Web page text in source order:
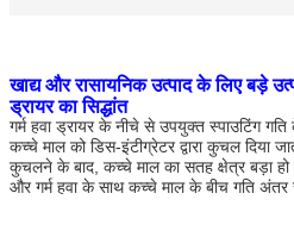
खाद्य और रासायनिक उत्पाद के लिए बड़े
ड्रायर का सिद्धांत
गर्म हवा ड्रायर के नीचे से उपयुक्त स्पाउटिंग
कच्चे माल को डिस-इंटीग्रेटर द्वारा कुचल दिया
कुचलने के बाद, कच्चे माल का सतह क्षेत्र बड़ा
और गर्म हवा के साथ कच्चे माल के बीच गति अंतर